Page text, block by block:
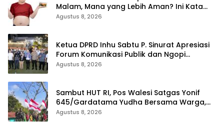
Malam, Mana yang Lebih Aman? Ini Kata
Dokter
Agustus 8, 2026
Ketua DPRD Inhu Sabtu P. Sinurat Apresiasi
Forum Komunikasi Publik dan Ngopi
Bersama Kejari Inhu
Agustus 8, 2026
Sambut HUT RI, Pos Walesi Satgas Yonif
645/Gardatama Yudha Bersama Warga,
Kibarkan Merah Putih di Bukit Walesi
Agustus 8, 2026